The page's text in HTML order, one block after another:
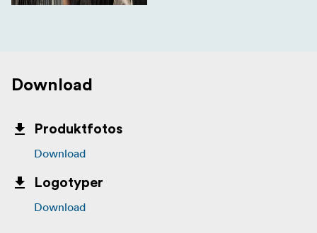
Download
Produktfotos
Download
Logotyper
Download